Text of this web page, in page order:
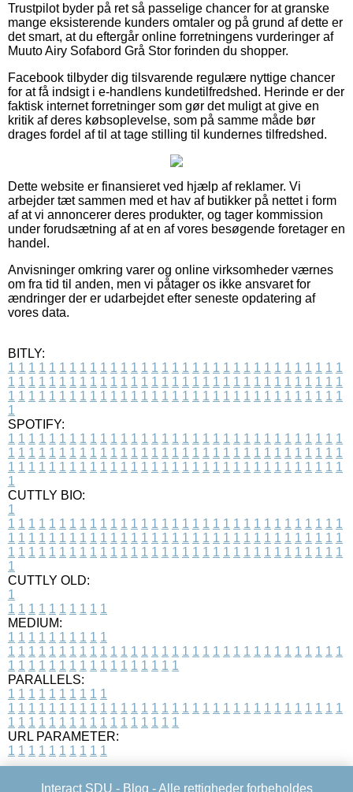
Trustpilot byder på ret så passelige chancer for at granske
mange eksisterende kunders omtaler og på grund af dette er
det smart, at du eftergår online forretningens vurderinger af
Muuto Airy Sofabord Grå Stor forinden du shopper.
Facebook tilbyder dig tilsvarende regulære nyttige chancer
for at få indsigt i e-handlens kundetilfredshed. Herinde er der
faktisk internet forretninger som gør det muligt at give en
kritik af deres købsoplevelse, som på samme måde bør
drages fordel af til at tage stilling til kundernes tilfredshed.
Dette website er finansieret ved hjælp af reklamer. Vi
arbejder tæt sammen med et hav af butikker på nettet i form
af at vi annoncerer deres produkter, og tager kommission
under forudsætning af at en af vores besøgende foretager en
handel.
Anvisninger omkring varer og online virksomheder værnes
om fra tid til anden, men vi påtager os ikke ansvaret for
ændringer der er udarbejdet efter seneste opdatering af
vores data.
BITLY:
1 1 1 1 1 1 1 1 1 1 1 1 1 1 1 1 1 1 1 1 1 1 1 1 1 1 1 1 1 1 1 1 1
1 1 1 1 1 1 1 1 1 1 1 1 1 1 1 1 1 1 1 1 1 1 1 1 1 1 1 1 1 1 1 1 1
1 1 1 1 1 1 1 1 1 1 1 1 1 1 1 1 1 1 1 1 1 1 1 1 1 1 1 1 1 1 1 1 1
1
SPOTIFY:
1 1 1 1 1 1 1 1 1 1 1 1 1 1 1 1 1 1 1 1 1 1 1 1 1 1 1 1 1 1 1 1 1
1 1 1 1 1 1 1 1 1 1 1 1 1 1 1 1 1 1 1 1 1 1 1 1 1 1 1 1 1 1 1 1 1
1 1 1 1 1 1 1 1 1 1 1 1 1 1 1 1 1 1 1 1 1 1 1 1 1 1 1 1 1 1 1 1 1
1
CUTTLY BIO:
1
1 1 1 1 1 1 1 1 1 1 1 1 1 1 1 1 1 1 1 1 1 1 1 1 1 1 1 1 1 1 1 1 1
1 1 1 1 1 1 1 1 1 1 1 1 1 1 1 1 1 1 1 1 1 1 1 1 1 1 1 1 1 1 1 1 1
1 1 1 1 1 1 1 1 1 1 1 1 1 1 1 1 1 1 1 1 1 1 1 1 1 1 1 1 1 1 1 1 1
1
CUTTLY OLD:
1
1 1 1 1 1 1 1 1 1 1
MEDIUM:
1 1 1 1 1 1 1 1 1 1
1 1 1 1 1 1 1 1 1 1 1 1 1 1 1 1 1 1 1 1 1 1 1 1 1 1 1 1 1 1 1 1 1
1 1 1 1 1 1 1 1 1 1 1 1 1 1 1 1 1
PARALLELS:
1 1 1 1 1 1 1 1 1 1
1 1 1 1 1 1 1 1 1 1 1 1 1 1 1 1 1 1 1 1 1 1 1 1 1 1 1 1 1 1 1 1 1
1 1 1 1 1 1 1 1 1 1 1 1 1 1 1 1 1
URL PARAMETER:
1 1 1 1 1 1 1 1 1 1
Interact SDU - Blog - Alle rettigheder forbeholdes